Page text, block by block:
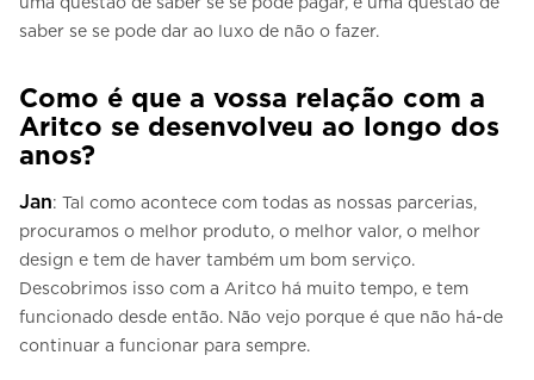
saber se se pode dar ao luxo de não o fazer.
Como é que a vossa relação com a
Aritco se desenvolveu ao longo dos
anos?
Jan: Tal como acontece com todas as nossas parcerias,
procuramos o melhor produto, o melhor valor, o melhor
design e tem de haver também um bom serviço.
Descobrimos isso com a Aritco há muito tempo, e tem
funcionado desde então. Não vejo porque é que não há-de
continuar a funcionar para sempre.